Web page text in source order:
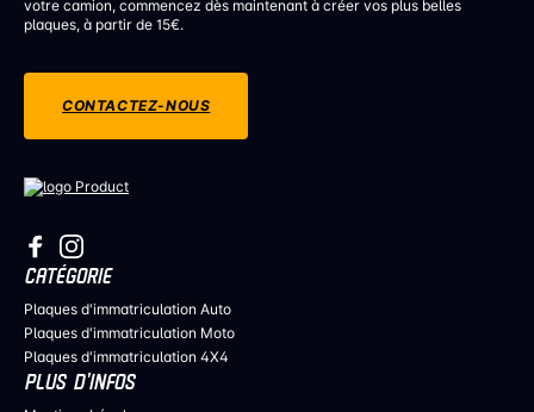
votre camion, commencez dès maintenant à créer vos plus belles
plaques, à partir de 15€.
CONTACTEZ-NOUS
CATÉGORIE
Plaques d'immatriculation Auto
Plaques d'immatriculation Moto
Plaques d'immatriculation 4X4
PLUS D’INFOS